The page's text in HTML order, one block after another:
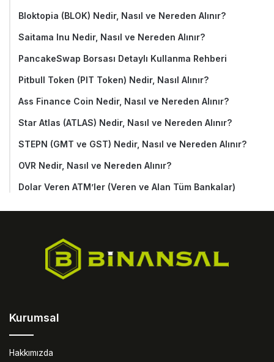
Bloktopia (BLOK) Nedir, Nasıl ve Nereden Alınır?
Saitama Inu Nedir, Nasıl ve Nereden Alınır?
PancakeSwap Borsası Detaylı Kullanma Rehberi
Pitbull Token (PIT Token) Nedir, Nasıl Alınır?
Ass Finance Coin Nedir, Nasıl ve Nereden Alınır?
Star Atlas (ATLAS) Nedir, Nasıl ve Nereden Alınır?
STEPN (GMT ve GST) Nedir, Nasıl ve Nereden Alınır?
OVR Nedir, Nasıl ve Nereden Alınır?
Dolar Veren ATM’ler (Veren ve Alan Tüm Bankalar)
Kurumsal
Hakkımızda